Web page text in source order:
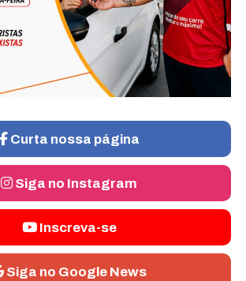
Curta nossa página
Siga no Instagram
Inscreva-se
Siga no Google News